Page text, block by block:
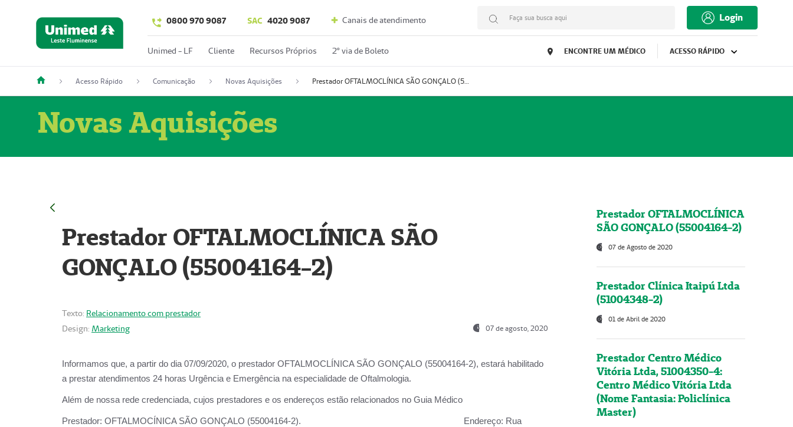
0800 970 9087 SAC 4020 9087 Canais de atendimento Faça sua busca aqui Login
Unimed - LF Cliente Recursos Próprios 2º via de Boleto ENCONTRE UM MÉDICO ACESSO RÁPIDO
Acesso Rápido Comunicação Novas Aquisições Prestador OFTALMOCLÍNICA SÃO GONÇALO (55004164-2)
Novas Aquisições
Prestador OFTALMOCLÍNICA SÃO
GONÇALO (55004164-2)
Texto: Relacionamento com prestador
Design: Marketing 07 de agosto, 2020
Informamos que, a partir do dia 07/09/2020, o prestador OFTALMOCLÍNICA SÃO GONÇALO (55004164-2), estará habilitado
a prestar atendimentos 24 horas Urgência e Emergência na especialidade de Oftalmologia.
Além de nossa rede credenciada, cujos prestadores e os endereços estão relacionados no Guia Médico
Prestador: OFTALMOCÍNICA SÃO GONÇALO (55004164-2). Endereço: Rua
Prestador OFTALMOCLÍNICA
SÃO GONÇALO (55004164-2)
07 de Agosto de 2020
Prestador Clínica Itaipú Ltda
(51004348-2)
01 de Abril de 2020
Prestador Centro Médico
Vitória Ltda, 51004350-4:
Centro Médico Vitória Ltda
(Nome Fantasia: Policlínica
Master)